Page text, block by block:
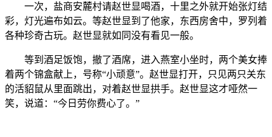
一次，盐商安麓村请赵世显喝酒，十里之外就开始张灯结
彩，灯光遍布如云。等赵世显到了他家，东西房舍中，罗列着
各种珍奇古玩。赵世显就如同没有看见一般。
等到酒足饭饱，撤了酒席，进入燕室小坐时，两个美女捧
着两个锦盒献上，号称“小顽意”。赵世显打开，只见两只关东
的活貂鼠从里面跳出，对着赵世显拱手。赵世显这才哑然一
笑，说道：“今日劳你费心了。”